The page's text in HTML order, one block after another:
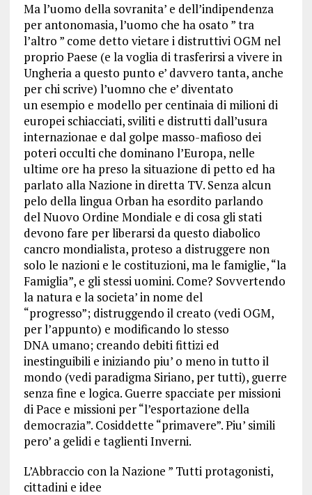
Ma l’uomo della sovranita’ e dell’indipendenza
per antonomasia, l’uomo che ha osato ” tra
l’altro ” come detto vietare i distruttivi OGM nel
proprio Paese (e la voglia di trasferirsi a vivere in
Ungheria a questo punto e’ davvero tanta, anche
per chi scrive) l’uomno che e’ diventato
un esempio e modello per centinaia di milioni di
europei schiacciati, sviliti e distrutti dall’usura
internazionae e dal golpe masso-mafioso dei
poteri occulti che dominano l’Europa, nelle
ultime ore ha preso la situazione di petto ed ha
parlato alla Nazione in diretta TV. Senza alcun
pelo della lingua Orban ha esordito parlando
del Nuovo Ordine Mondiale e di cosa gli stati
devono fare per liberarsi da questo diabolico
cancro mondialista, proteso a distruggere non
solo le nazioni e le costituzioni, ma le famiglie, “la
Famiglia”, e gli stessi uomini. Come? Sovvertendo
la natura e la societa’ in nome del
“progresso”; distruggendo il creato (vedi OGM,
per l’appunto) e modificando lo stesso
DNA umano; creando debiti fittizi ed
inestinguibili e iniziando piu’ o meno in tutto il
mondo (vedi paradigma Siriano, per tutti), guerre
senza fine e logica. Guerre spacciate per missioni
di Pace e missioni per “l’esportazione della
democrazia”. Cosiddette “primavere”. Piu’ simili
pero’ a gelidi e taglienti Inverni.
L’Abbraccio con la Nazione ” Tutti protagonisti,
cittadini e idee